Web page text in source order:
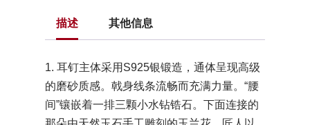
描述 其他信息
1. 耳钉主体采用S925银锻造，通体呈现高级
的磨砂质感。戟身线条流畅而充满力量。“腰
间”镶嵌着一排三颗小水钻锆石。下面连接的